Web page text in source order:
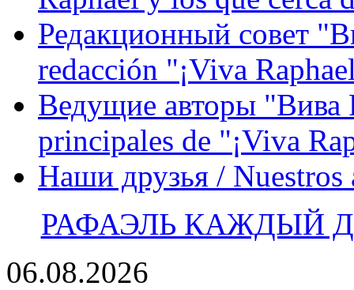
Редакционный совет
redacción "¡Viva
Ведущие авторы "Вива
principales de "¡Viva
Наши друзья / Nuestros
РАФАЭЛЬ КАЖДЫЙ
06.08.2026